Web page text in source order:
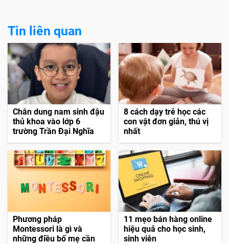
Tin liên quan
Chân dung nam sinh đậu
thủ khoa vào lớp 6
trường Trần Đại Nghĩa
8 cách dạy trẻ học các
con vật đơn giản, thú vị
nhất
Phương pháp
Montessori là gì và
những điều bố mẹ cần
11 mẹo bán hàng online
hiệu quả cho học sinh,
sinh viên